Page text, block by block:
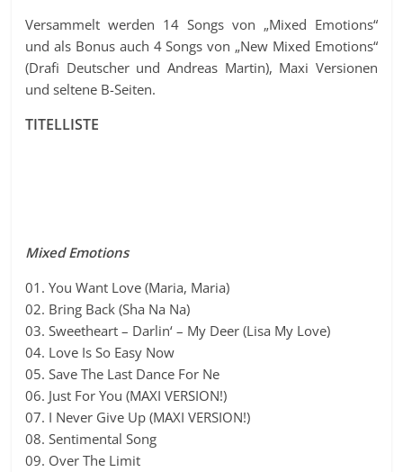
Versammelt werden 14 Songs von „Mixed Emotions“
und als Bonus auch 4 Songs von „New Mixed Emotions“
(Drafi Deutscher und Andreas Martin), Maxi Versionen
und seltene B-Seiten.
TITELLISTE
Mixed Emotions
01. You Want Love (Maria, Maria)
02. Bring Back (Sha Na Na)
03. Sweetheart – Darlin‘ – My Deer (Lisa My Love)
04. Love Is So Easy Now
05. Save The Last Dance For Ne
06. Just For You (MAXI VERSION!)
07. I Never Give Up (MAXI VERSION!)
08. Sentimental Song
09. Over The Limit